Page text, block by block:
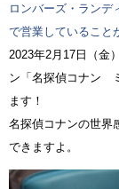
ロンバーズ・ランデ
で営業していること
2023年2月17日（金
ン「名探偵コナン
ます！
名探偵コナンの世界
できますよ。